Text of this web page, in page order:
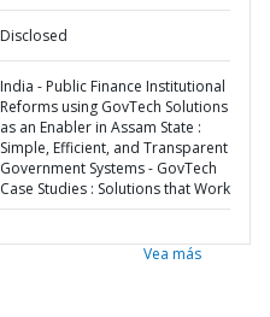
Disclosed
India - Public Finance Institutional
Reforms using GovTech Solutions
as an Enabler in Assam State :
Simple, Efficient, and Transparent
Government Systems - GovTech
Case Studies : Solutions that Work
Vea más